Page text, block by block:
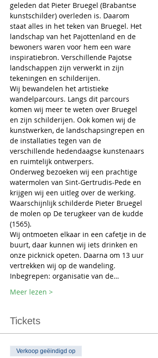
geleden dat Pieter Bruegel (Brabantse
kunstschilder) overleden is. Daarom
staat alles in het teken van Bruegel. Het
landschap van het Pajottenland en de
bewoners waren voor hem een ware
inspiratiebron. Verschillende Pajotse
landschappen zijn verwerkt in zijn
tekeningen en schilderijen.
Wij bewandelen het artistieke
wandelparcours. Langs dit parcours
komen wij meer te weten over Bruegel
en zijn schilderijen. Ook komen wij de
kunstwerken, de landschapsingrepen en
de installaties tegen van de
verschillende hedendaagse kunstenaars
en ruimtelijk ontwerpers.
Onderweg bezoeken wij een prachtige
watermolen van Sint-Gertrudis-Pede en
krijgen wij een uitleg over de werking.
Waarschijnlijk schilderde Pieter Bruegel
de molen op De terugkeer van de kudde
(1565).
Wij ontmoeten elkaar in een cafetje in de
buurt, daar kunnen wij iets drinken en
onze picknick opeten. Daarna om 13 uur
vertrekken wij op de wandeling.
Inbegrepen: organisatie van de…
Meer lezen >
Tickets
Verkoop geëindigd op